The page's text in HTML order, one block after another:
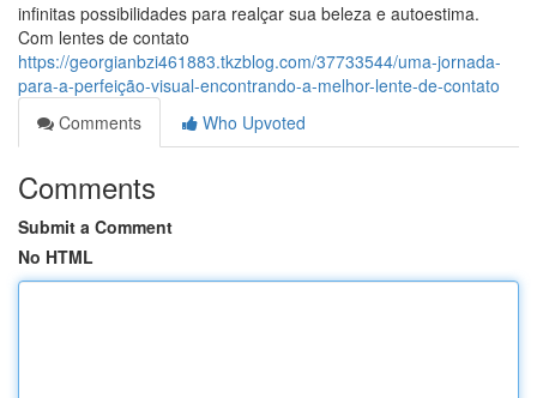
infinitas possibilidades para realçar sua beleza e autoestima.
Com lentes de contato
https://georgianbzi461883.tkzblog.com/37733544/uma-jornada-
para-a-perfeição-visual-encontrando-a-melhor-lente-de-contato
Comments
Who Upvoted
Comments
Submit a Comment
No HTML